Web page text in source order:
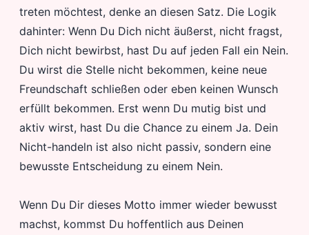
treten möchtest, denke an diesen Satz. Die Logik
dahinter: Wenn Du Dich nicht äußerst, nicht fragst,
Dich nicht bewirbst, hast Du auf jeden Fall ein Nein.
Du wirst die Stelle nicht bekommen, keine neue
Freundschaft schließen oder eben keinen Wunsch
erfüllt bekommen. Erst wenn Du mutig bist und
aktiv wirst, hast Du die Chance zu einem Ja. Dein
Nicht-handeln ist also nicht passiv, sondern eine
bewusste Entscheidung zu einem Nein.
Wenn Du Dir dieses Motto immer wieder bewusst
machst, kommst Du hoffentlich aus Deinen